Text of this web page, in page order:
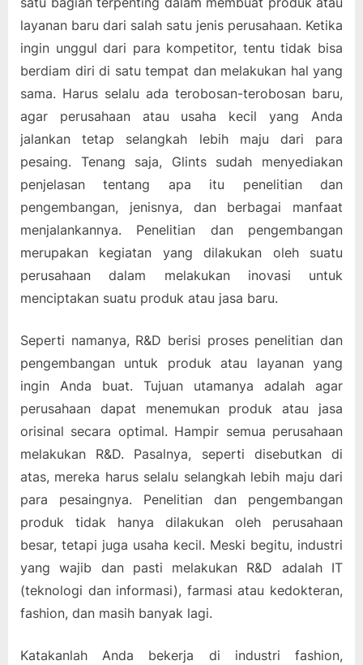
layanan baru dari salah satu jenis perusahaan. Ketika
ingin unggul dari para kompetitor, tentu tidak bisa
berdiam diri di satu tempat dan melakukan hal yang
sama. Harus selalu ada terobosan-terobosan baru,
agar perusahaan atau usaha kecil yang Anda
jalankan tetap selangkah lebih maju dari para
pesaing. Tenang saja, Glints sudah menyediakan
penjelasan tentang apa itu penelitian dan
pengembangan, jenisnya, dan berbagai manfaat
menjalankannya. Penelitian dan pengembangan
merupakan kegiatan yang dilakukan oleh suatu
perusahaan dalam melakukan inovasi untuk
menciptakan suatu produk atau jasa baru.
Seperti namanya, R&D berisi proses penelitian dan
pengembangan untuk produk atau layanan yang
ingin Anda buat. Tujuan utamanya adalah agar
perusahaan dapat menemukan produk atau jasa
orisinal secara optimal. Hampir semua perusahaan
melakukan R&D. Pasalnya, seperti disebutkan di
atas, mereka harus selalu selangkah lebih maju dari
para pesaingnya. Penelitian dan pengembangan
produk tidak hanya dilakukan oleh perusahaan
besar, tetapi juga usaha kecil. Meski begitu, industri
yang wajib dan pasti melakukan R&D adalah IT
(teknologi dan informasi), farmasi atau kedokteran,
fashion, dan masih banyak lagi.
Katakanlah Anda bekerja di industri fashion,